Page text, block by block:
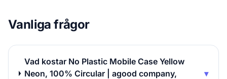
Vanliga frågor
Vad kostar No Plastic Mobile Case Yellow
Neon, 100% Circular | agood company,
▾